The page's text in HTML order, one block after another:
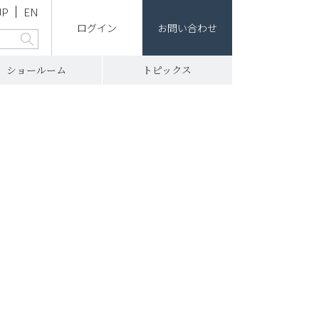
ログイン お問い合わせ
EN
ショールーム トピックス